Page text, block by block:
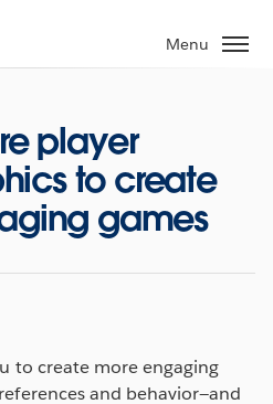
Menu
player
to create
games
to create more engaging
and behavior—and